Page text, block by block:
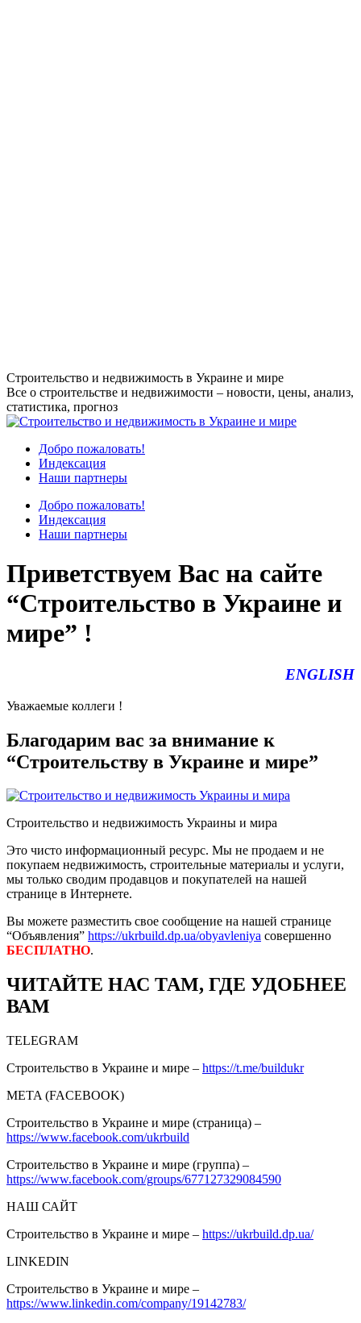
Перейти
к
содержанию
Строительство и недвижимость в Украине и мире
Все о строительстве и недвижимости – новости, цены, анализ,
статистика, прогноз
Добро пожаловать!
Индексация
Наши партнеры
Добро пожаловать!
Индексация
Наши партнеры
Приветствуем Вас на сайте
“Строительство в Украине и
мире” !
ENGLISH
Уважаемые коллеги !
Благодарим вас за внимание к
“Строительству в Украине и мире”
Строительство и недвижимость Украины и мира
Это чисто информационный ресурс. Мы не продаем и не
покупаем недвижимость, строительные материалы и услуги,
мы только сводим продавцов и покупателей на нашей
странице в Интернете.
Вы можете разместить свое сообщение на нашей странице
“Объявления” https://ukrbuild.dp.ua/obyavleniya совершенно
БЕСПЛАТНО.
ЧИТАЙТЕ НАС ТАМ, ГДЕ УДОБНЕЕ
ВАМ
TELEGRAM
Строительство в Украине и мире – https://t.me/buildukr
META (FACEBOOK)
Строительство в Украине и мире (страница) –
https://www.facebook.com/ukrbuild
Строительство в Украине и мире (группа) –
https://www.facebook.com/groups/677127329084590
НАШ САЙТ
Строительство в Украине и мире – https://ukrbuild.dp.ua/
LINKEDIN
Строительство в Украине и мире –
https://www.linkedin.com/company/19142783/